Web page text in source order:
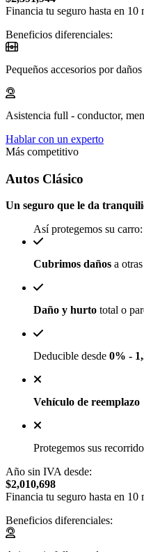
Financia tu seguro hasta en
Beneficios diferenciales:
Pequeños accesorios por
Asistencia full - conductor,
Hablar con un experto
Más competitivo
Autos Clásico
Un seguro que le da
Así protegemos su carro:
Cubrimos daños a
Daño y hurto total o
Deducible desde 0% -
Vehículo de reemplazo
Protegemos sus
Año sin IVA desde:
$2,010,698
Financia tu seguro hasta en
Beneficios diferenciales: